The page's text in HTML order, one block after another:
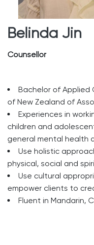
Belinda Jin
Counsellor
Bachelor of Applied
of New Zealand of
Experiences in
children and
general mental health
Use holistic
physical, social and
Use cultural
empower clients to
Fluent in Mandarin,